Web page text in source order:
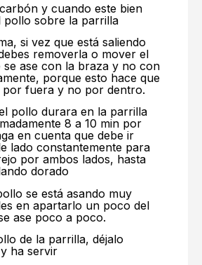
y cuando este bien
pollo sobre la parrilla
si vez que está saliendo
removerla o mover el
se ase con la braza y no con
porque esto hace que
por fuera y no por dentro.
pollo durara en la parrilla
8 a 10 min por
en cuenta que debe ir
lado constantemente para
por ambos lados, hasta
dorado
se está asando muy
en apartarlo un poco del
ase poco a poco.
de la parrilla, déjalo
ha servir